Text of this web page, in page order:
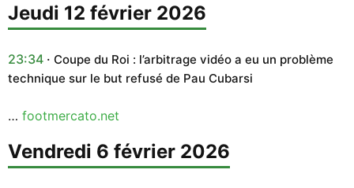
jeudi 12 février 2026
23:34
Coupe du Roi : l’arbitrage vidéo a eu un problème
technique sur le but refusé de Pau Cubarsi
… footmercato.net
vendredi 6 février 2026